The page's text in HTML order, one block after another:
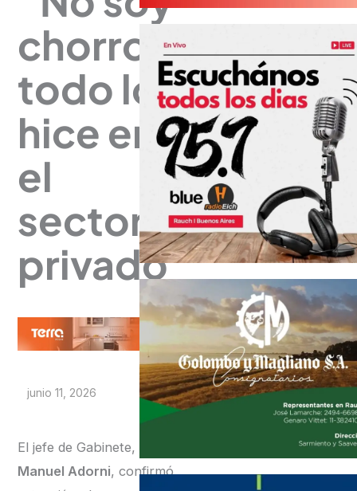
chorro,
todo lo
hice en
el
sector
privado”
junio 11, 2026
El jefe de Gabinete,
Manuel Adorni, confirmó